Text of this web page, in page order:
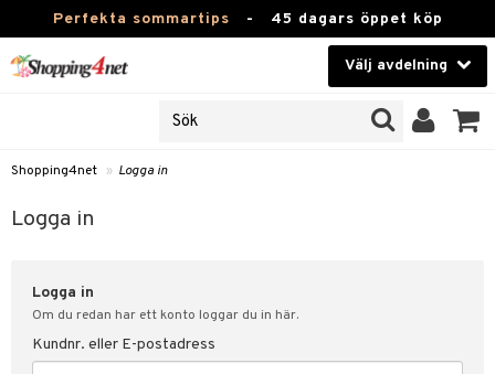
Perfekta sommartips - 45 dagars öppet köp
Välj avdelning
Kontaktlinser
Hälsokost
Fitness
Hem & Inredning
Shopping4net » Logga in
Logga in
Logga in
Om du redan har ett konto loggar du in här.
Kundnr. eller E-postadress